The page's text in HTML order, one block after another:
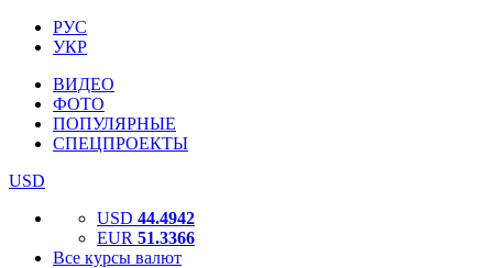
РУС
УКР
ВИДЕО
ФОТО
ПОПУЛЯРНЫЕ
СПЕЦПРОЕКТЫ
USD
USD 44.4942
EUR 51.3366
Все курсы валют